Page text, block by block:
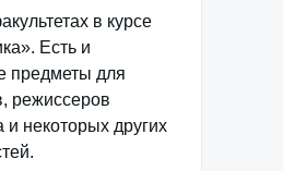
в курсе
Есть и
предметы для
режиссеров
и некоторых других